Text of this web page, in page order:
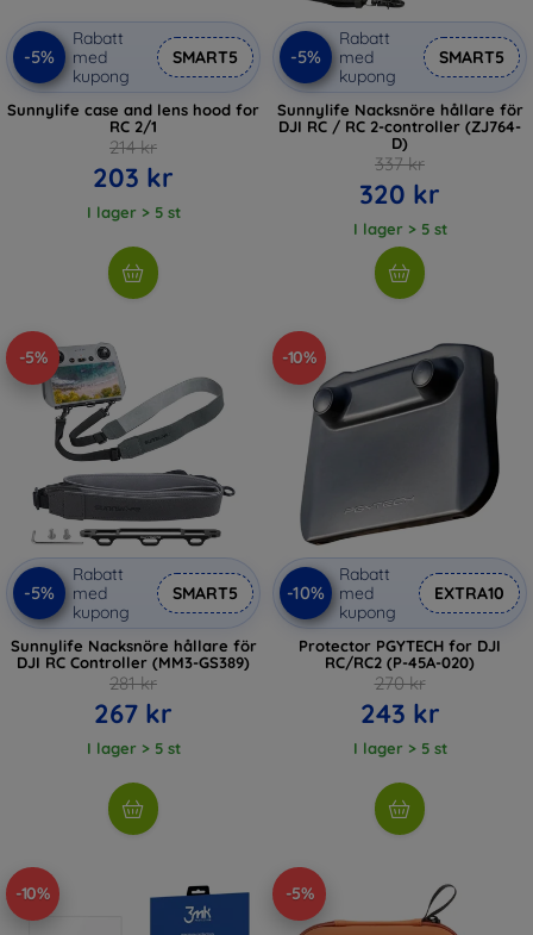
-5%
Rabatt
med
kupong
SMART5
Sunnylife case and lens hood for
RC 2/1
214 kr
203 kr
I lager > 5 st
-5%
Rabatt
med
kupong
SMART5
Sunnylife Nacksnöre hållare för
DJI RC / RC 2-controller (ZJ764-
D)
337 kr
320 kr
I lager > 5 st
-5%
-5%
Rabatt
med
kupong
SMART5
Sunnylife Nacksnöre hållare för
DJI RC Controller (MM3-GS389)
281 kr
267 kr
I lager > 5 st
-10%
-10%
Rabatt
med
kupong
EXTRA10
Protector PGYTECH for DJI
RC/RC2 (P-45A-020)
270 kr
243 kr
I lager > 5 st
-10% -5%